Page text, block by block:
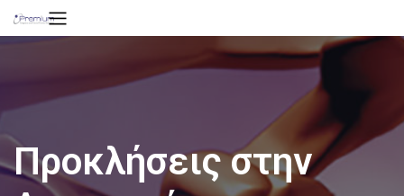
Προκλήσεις στην